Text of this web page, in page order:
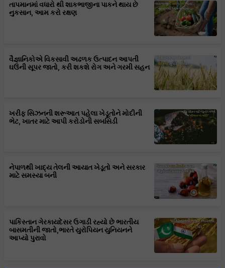
તાપમાનમાં વધારો થી શાકભાજીના પાકને થાય છે
નુકસાન, આમ કરો રક્ષણ
વૈજ્ઞાનિકોએ વિકસાવી અઢળક ઉત્પાદન આપતી
ઘઉંની સૂપર જાતો, કરી શકશે રોગ અને ગરમી સહન
ખરીફ સિઝનની શરૂઆત પહેલા ખેડૂતોને મોદીની
ભેટ, ખાતર માટે આપી કરોડોની સબસિડી
નેપાળથી ખાદ્ય તેલની આયાત ખેડૂતો અને સરકાર
માટે સમસ્યા બની
પાકિસ્તાન ગેરકાયદેસર ઉગાડી રહ્યો છે ભારતીય
બાસમતીની જાતો,ભારતે યુરોપિયન યુનિયનને
આપ્યો પુરાવો